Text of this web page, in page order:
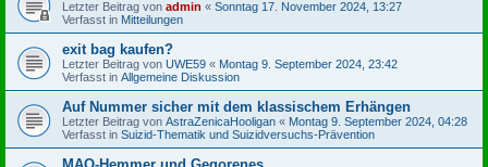
Letzter Beitrag von admin « Sonntag 17. November 2024, 13:27
Verfasst in Mitteilungen
exit bag kaufen?
Letzter Beitrag von UWE59 « Montag 9. September 2024, 23:42
Verfasst in Allgemeine Diskussion
Auf Nummer sicher mit dem klassischem Erhängen
Letzter Beitrag von AstraZenicaHooligan « Montag 9. September 2024, 04:28
Verfasst in Suizid-Thematik und Suizidversuchs-Prävention
MAO-Hemmer und Gegorenes